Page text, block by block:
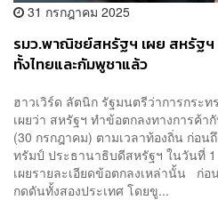
31 กรกฎาคม 2025
รมว.พาณิชย์สหรัฐฯ เผย สหรัฐฯ
ทั้งไทยและกัมพูชาแล้ว
ฮาวเวิร์ด ลัตนิก รัฐมนตรีว่าการกระ
เผยว่า สหรัฐฯ ทำข้อตกลงทางการค้
(30 กรกฎาคม) ตามเวลาท้องถิ่น ก่อน
ทรัมป์ ประธานาธิบดีสหรัฐฯ ในวันที่
เผยรายละเอียดข้อตกลงเหล่านั้น ก่
กดดันทั้งสองประเทศ โดยขู...